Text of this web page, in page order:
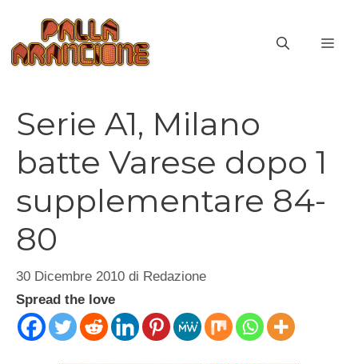
contenuto
Serie A1, Milano
batte Varese dopo 1
supplementare 84-
80
30 Dicembre 2010 di Redazione
Spread the love